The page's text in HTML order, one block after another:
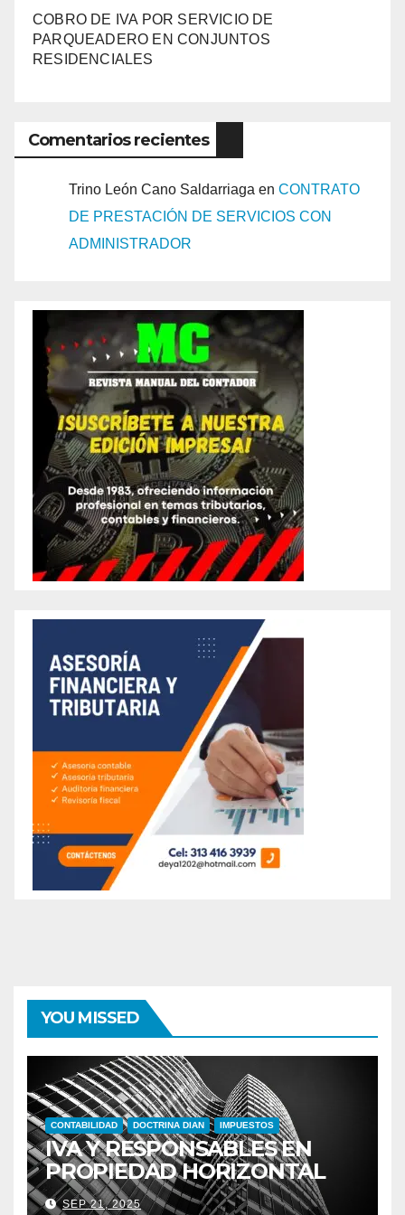
COBRO DE IVA POR SERVICIO DE
PARQUEADERO EN CONJUNTOS
RESIDENCIALES
Comentarios recientes
Trino León Cano Saldarriaga en CONTRATO
DE PRESTACIÓN DE SERVICIOS CON
ADMINISTRADOR
YOU MISSED
CONTABILIDAD DOCTRINA DIAN IMPUESTOS
IVA Y RESPONSABLES EN
PROPIEDAD HORIZONTAL
SEP 21, 2025